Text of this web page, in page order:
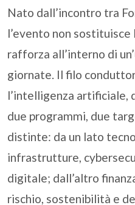
Nato dall’incontro tra
l’evento non
rafforza all’interno di
giornate. Il filo
l’intelligenza artificiale,
due programmi, due
distinte: da un lato
infrastrutture,
digitale; dall’altro
rischio, sostenibilità e